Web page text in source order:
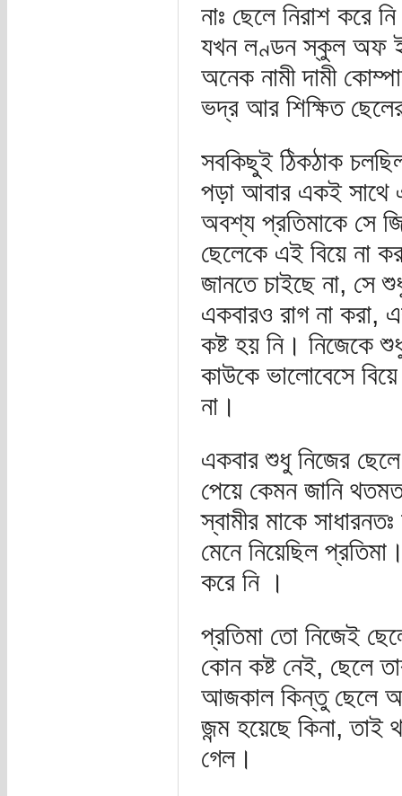
নাঃ ছেলে নিরাশ করে
যখন লণ্ডন স্কুল অফ
অনেক নামী দামী
ভদ্র আর শিক্ষিত
সবকিছুই ঠিকঠাক
পড়া আবার একই সাথে
অবশ্য প্রতিমাকে সে
ছেলেকে এই বিয়ে না
জানতে চাইছে না, সে
একবারও রাগ না করা,
কষ্ট হয় নি। নিজেকে
কাউকে ভালোবেসে
না।
একবার শুধু নিজের ছেলে
পেয়ে কেমন জানি
স্বামীর মাকে
মেনে নিয়েছিল
করে নি ।
প্রতিমা তো নিজেই
কোন কষ্ট নেই, ছেলে
আজকাল কিন্তু ছেলে
জন্ম হয়েছে কিনা, তাই
গেল।